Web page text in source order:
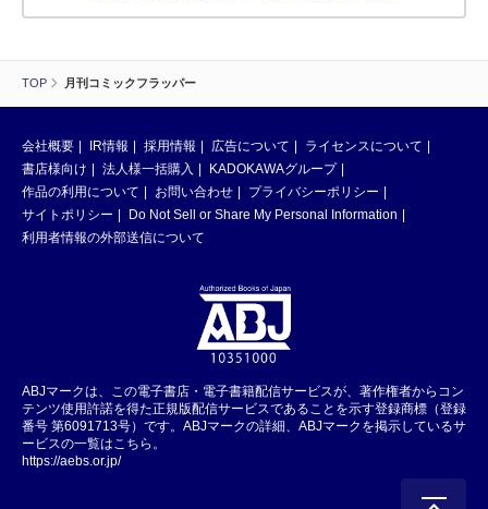
TOP 月刊コミックフラッパー
会社概要 IR情報 採用情報 広告について
ライセンスについて
書店様向け
法人様一括購入
KADOKAWAグループ
作品の利用について
お問い合わせ
プライバシーポリシー
サイトポリシー
Do Not Sell or Share My Personal Information
利用者情報の外部送信について
ABJマークは、この電子書店・電子書籍配信サービスが、著作権者からコン
テンツ使用許諾を得た正規版配信サービスであることを示す登録商標（登録
番号 第6091713号）です。ABJマークの詳細、ABJマークを掲示しているサ
ービスの一覧はこちら。
https://aebs.or.jp/